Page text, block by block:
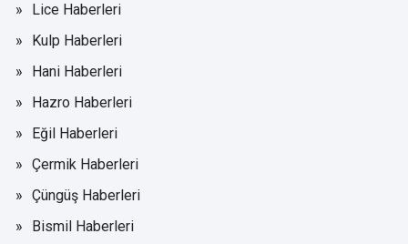
Lice Haberleri
Kulp Haberleri
Hani Haberleri
Hazro Haberleri
Eğil Haberleri
Çermik Haberleri
Çüngüş Haberleri
Bismil Haberleri